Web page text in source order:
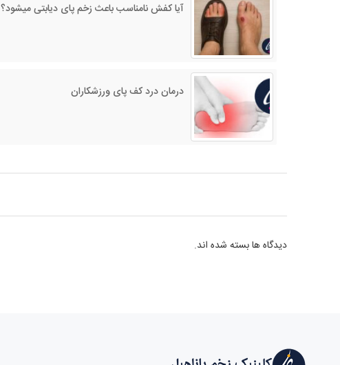
آیا کفش نامناسب باعث زخم پای دیابتی میشود؟
درمان درد کف پای ورزشکاران
دیدگاه ها بسته شده اند.